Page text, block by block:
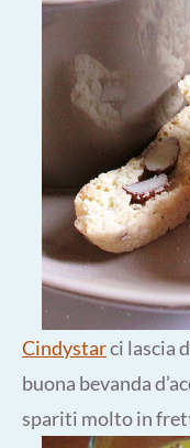
Cindystarci lascia
buona bevanda
spariti molto in